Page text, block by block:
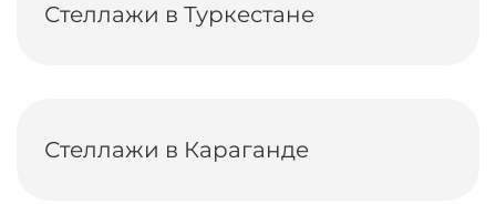
Стеллажи в Туркестане
Стеллажи в Караганде